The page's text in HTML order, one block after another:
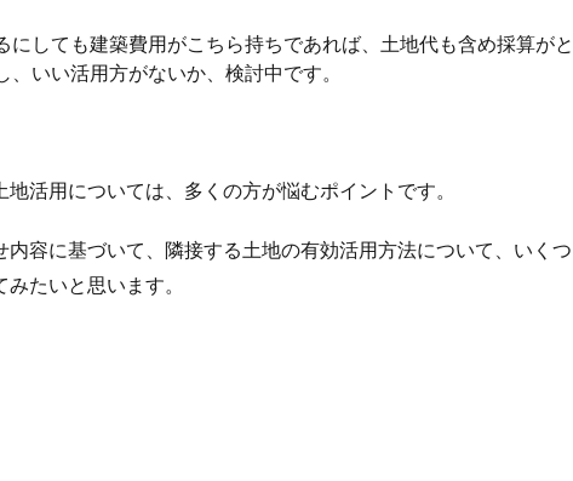
にしても建築費用がこちら持ちであれば、土地代も含め採算がと
、いい活用方がないか、検討中です。
活用については、多くの方が悩むポイントです。
内容に基づいて、隣接する土地の有効活用方法について、いくつ
たいと思います。